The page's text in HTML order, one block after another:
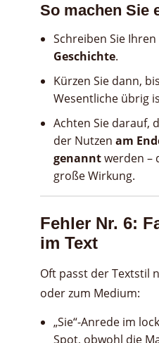
So machen Sie
Schreiben Sie
Geschichte.
Kürzen Sie dann,
Wesentliche übrig
Achten Sie darauf,
der Nutzen am
genanntwerden –
große Wirkung.
Fehler Nr. 6:
im Text
Oft passt der Textstil
oder zum Medium:
„Sie“-Anrede im
Spot, obwohl die